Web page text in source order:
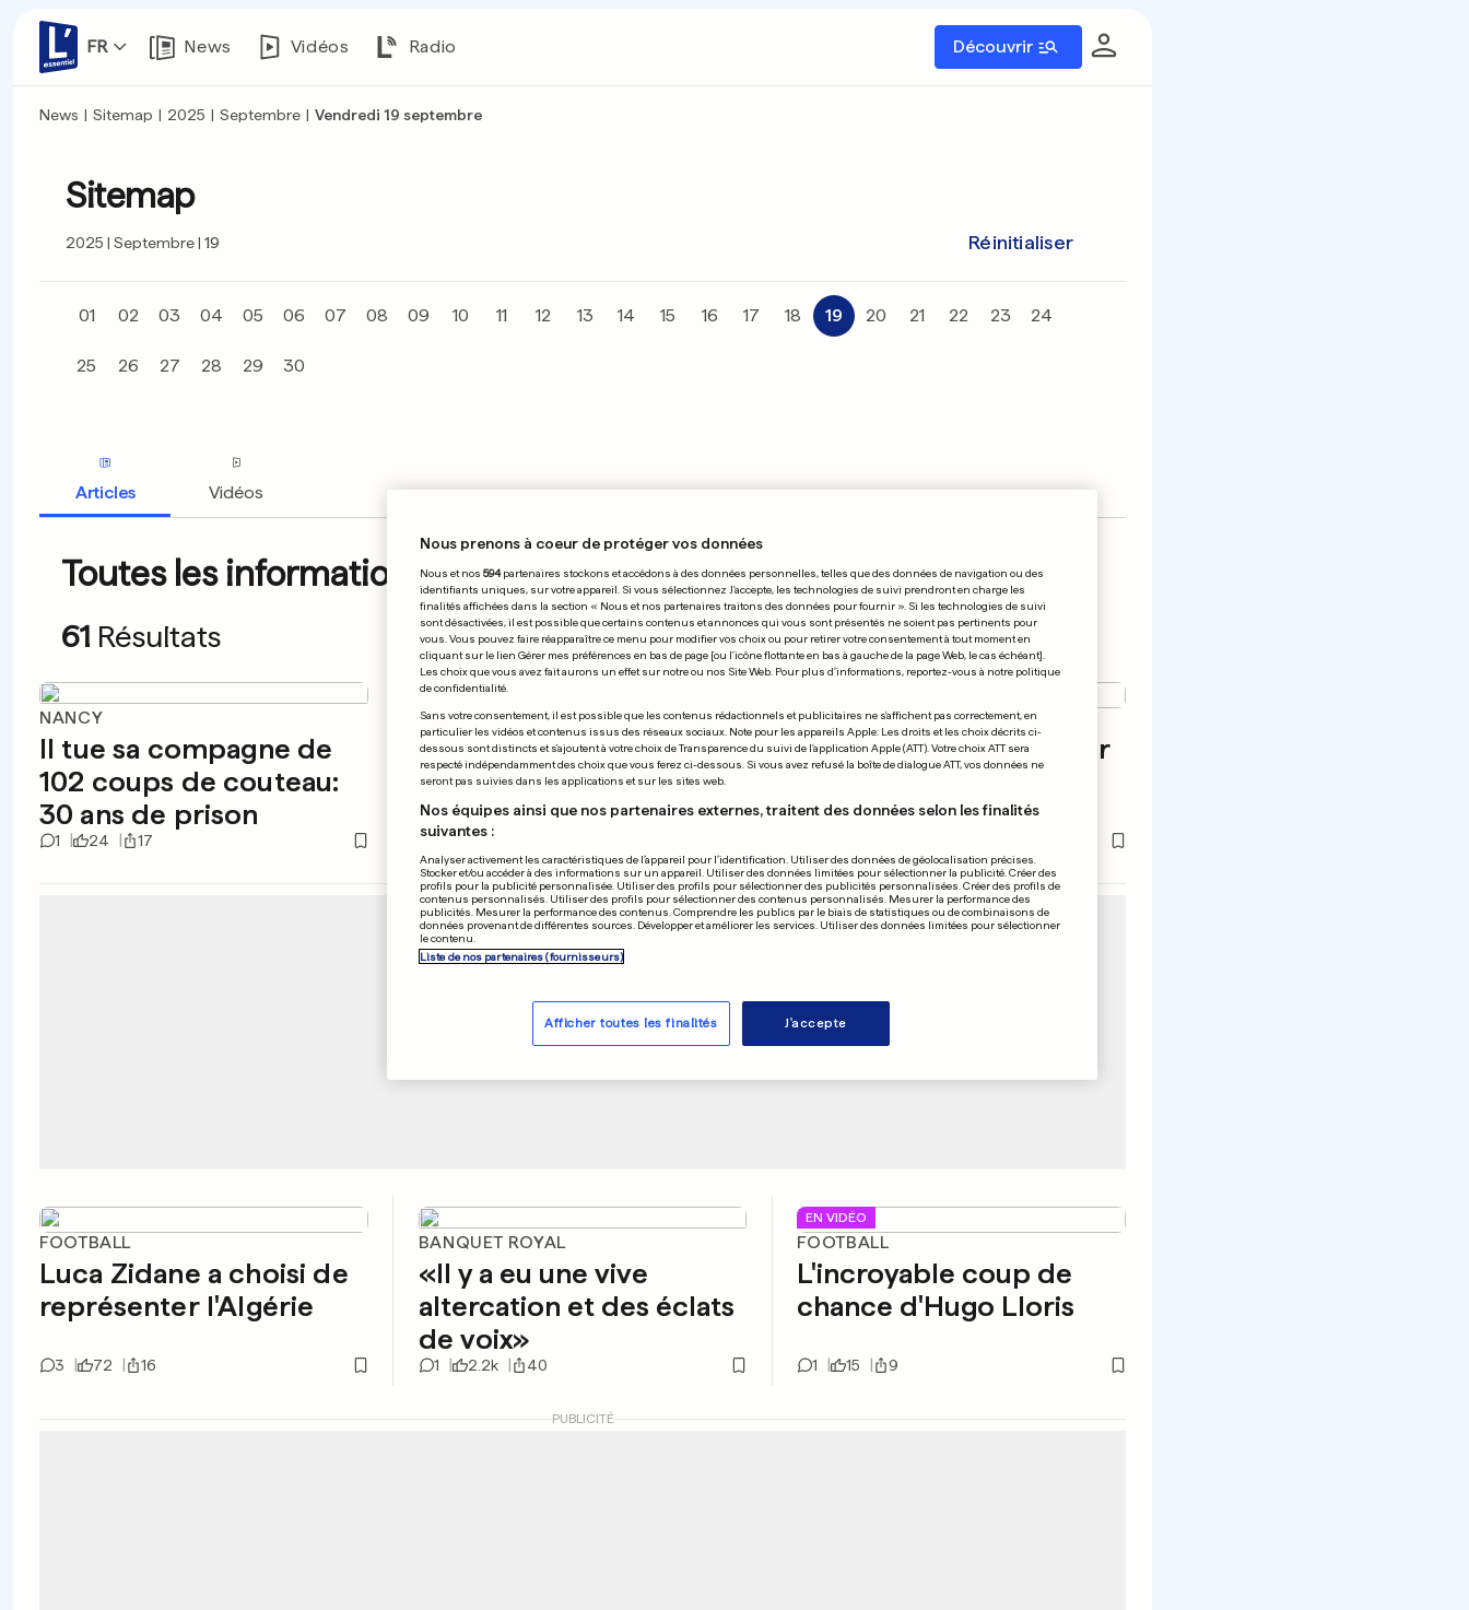
FR News Vidéos Radio Découvrir
News | Sitemap | 2025 | Septembre | Vendredi 19 septembre
Sitemap
2025 Septembre 19 Réinitialiser
01 02 03 04 05 06 07 08 09 10 11 12 13 14 15 16 17 18 19 20 21 22 23 24
25 26 27 28 29 30
Articles Vidéos
Toutes les informations du 19.09.2025
61 Résultats
NANCY
Il tue sa compagne de
102 coups de couteau:
30 ans de prison
1 24 17
ÉTATS-UNIS
Trump va réclamer 100
000 dollars pour un visa
très prisé
54 5
LUXEMBOURG
Voici la marche du futur
Grand-Duc Guillaume
PUBLICITÉ
FOOTBALL
Luca Zidane a choisi de
représenter l'Algérie
3 72 16
BANQUET ROYAL
«Il y a eu une vive
altercation et des éclats
de voix»
1 2.2k 40
EN VIDÉO
FOOTBALL
L'incroyable coup de
chance d'Hugo Lloris
1 15 9
PUBLICITÉ
Nous prenons à coeur de protéger vos données
Nous et nos 594partenaires stockons et accédons à des données personnelles, telles que des données de navigation ou des
identifiants uniques, sur votre appareil. Si vous sélectionnez J'accepte, les technologies de suivi prendront en charge les
finalités affichées dans la section « Nous et nos partenaires traitons des données pour fournir ». Si les technologies de suivi
sont désactivées, il est possible que certains contenus et annonces qui vous sont présentés ne soient pas pertinents pour
vous. Vous pouvez faire réapparaître ce menu pour modifier vos choix ou pour retirer votre consentement à tout moment en
cliquant sur le lien Gérer mes préférences en bas de page [ou l'icône flottante en bas à gauche de la page Web, le cas échéant].
Les choix que vous avez fait aurons un effet sur notre ou nos Site Web. Pour plus d’informations, reportez-vous à notre politique
de confidentialité.
Sans votre consentement, il est possible que les contenus rédactionnels et publicitaires ne s'affichent pas correctement, en
particulier les vidéos et contenus issus des réseaux sociaux. Note pour les appareils Apple: Les droits et les choix décrits ci-
dessous sont distincts et s'ajoutent à votre choix de Transparence du suivi de l'application Apple (ATT). Votre choix ATT sera
respecté indépendamment des choix que vous ferez ci-dessous. Si vous avez refusé la boîte de dialogue ATT, vos données ne
seront pas suivies dans les applications et sur les sites web.
Nos équipes ainsi que nos partenaires externes, traitent des données selon les finalités
suivantes :
Analyser activement les caractéristiques de l’appareil pour l’identification. Utiliser des données de géolocalisation précises.
Stocker et/ou accéder à des informations sur un appareil. Utiliser des données limitées pour sélectionner la publicité. Créer des
profils pour la publicité personnalisée. Utiliser des profils pour sélectionner des publicités personnalisées. Créer des profils de
contenus personnalisés. Utiliser des profils pour sélectionner des contenus personnalisés. Mesurer la performance des
publicités. Mesurer la performance des contenus. Comprendre les publics par le biais de statistiques ou de combinaisons de
données provenant de différentes sources. Développer et améliorer les services. Utiliser des données limitées pour sélectionner
le contenu.
Liste de nos partenaires (fournisseurs)
Afficher toutes les finalités J'accepte